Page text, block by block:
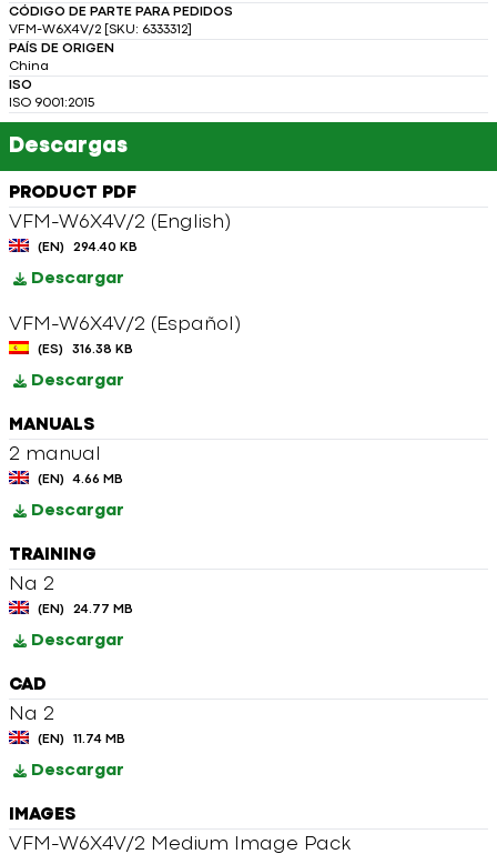
CÓDIGO DE PARTE PARA PEDIDOS
VFM-W6X4V/2 [SKU: 6333312]
PAÍS DE ORIGEN
China
ISO
ISO 9001:2015
Descargas
PRODUCT PDF
VFM-W6X4V/2 (English)
(EN) 294.40 KB
Descargar
VFM-W6X4V/2 (Español)
(ES) 316.38 KB
Descargar
MANUALS
2 manual
(EN) 4.66 MB
Descargar
TRAINING
Na 2
(EN) 24.77 MB
Descargar
CAD
Na 2
(EN) 11.74 MB
Descargar
IMAGES
VFM-W6X4V/2 Medium Image Pack